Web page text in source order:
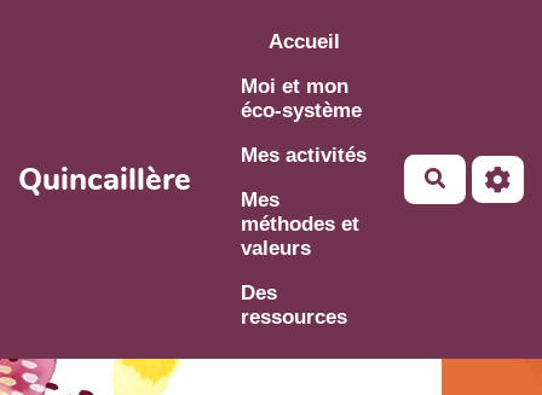
Aller au contenu principal
Quincaillère
Accueil
Moi et mon
éco-système
Mes activités
Mes
méthodes et
valeurs
Des
ressources